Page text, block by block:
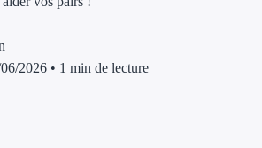
Aides Région Île-
2026 • 1 min de lecture